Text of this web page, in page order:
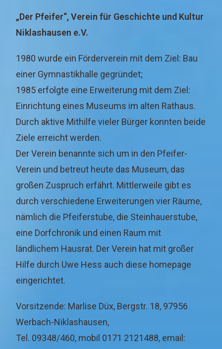
„Der Pfeifer“, Verein für Geschichte und Kultur
Niklashausen e.V.
1980 wurde ein Förderverein mit dem Ziel: Bau
einer Gymnastikhalle gegründet;
1985 erfolgte eine Erweiterung mit dem Ziel:
Einrichtung eines Museums im alten Rathaus.
Durch aktive Mithilfe vieler Bürger konnten beide
Ziele erreicht werden.
Der Verein benannte sich um in den Pfeifer-
Verein und betreut heute das Museum, das
großen Zuspruch erfährt. Mittlerweile gibt es
durch verschiedene Erweiterungen vier Räume,
nämlich die Pfeiferstube, die Steinhauerstube,
eine Dorfchronik und einen Raum mit
ländlichem Hausrat. Der Verein hat mit großer
Hilfe durch Uwe Hess auch diese homepage
eingerichtet.
Vorsitzende: Marlise Düx, Bergstr. 18, 97956
Werbach-Niklashausen,
Tel. 09348/460, mobil 0171 2121488, email: